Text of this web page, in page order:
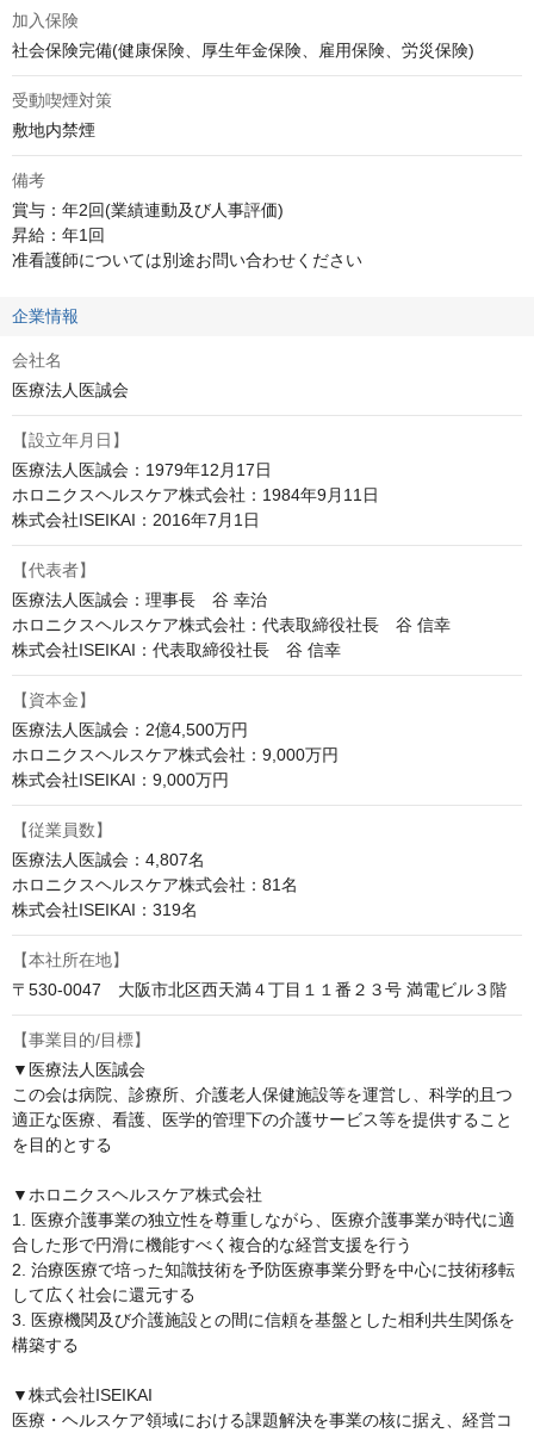
加入保険
社会保険完備(健康保険、厚生年金保険、雇用保険、労災保険)
受動喫煙対策
敷地内禁煙
備考
賞与：年2回(業績連動及び人事評価)
昇給：年1回
准看護師については別途お問い合わせください
企業情報
会社名
医療法人医誠会
【設立年月日】
医療法人医誠会：1979年12月17日
ホロニクスヘルスケア株式会社：1984年9月11日
株式会社ISEIKAI：2016年7月1日
【代表者】
医療法人医誠会：理事長　谷 幸治
ホロニクスヘルスケア株式会社：代表取締役社長　谷 信幸
株式会社ISEIKAI：代表取締役社長　谷 信幸
【資本金】
医療法人医誠会：2億4,500万円
ホロニクスヘルスケア株式会社：9,000万円
株式会社ISEIKAI：9,000万円
【従業員数】
医療法人医誠会：4,807名
ホロニクスヘルスケア株式会社：81名
株式会社ISEIKAI：319名
【本社所在地】
〒530-0047　大阪市北区西天満４丁目１１番２３号 満電ビル３階
【事業目的/目標】
▼医療法人医誠会
この会は病院、診療所、介護老人保健施設等を運営し、科学的且つ
適正な医療、看護、医学的管理下の介護サービス等を提供すること
を目的とする
▼ホロニクスヘルスケア株式会社
1. 医療介護事業の独立性を尊重しながら、医療介護事業が時代に適
合した形で円滑に機能すべく複合的な経営支援を行う
2. 治療医療で培った知識技術を予防医療事業分野を中心に技術移転
して広く社会に還元する
3. 医療機関及び介護施設との間に信頼を基盤とした相利共生関係を
構築する
▼株式会社ISEIKAI
医療・ヘルスケア領域における課題解決を事業の核に据え、経営コ